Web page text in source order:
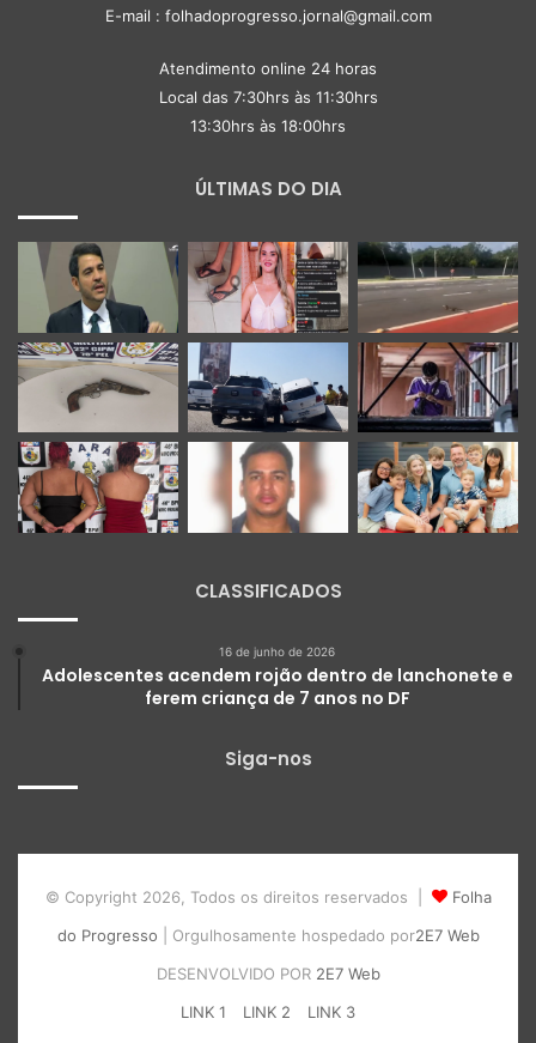
E-mail : folhadoprogresso.jornal@gmail.com
Atendimento online 24 horas
Local das 7:30hrs às 11:30hrs
13:30hrs às 18:00hrs
ÚLTIMAS DO DIA
CLASSIFICADOS
16 de junho de 2026
Adolescentes acendem rojão dentro de lanchonete e
ferem criança de 7 anos no DF
Siga-nos
© Copyright 2026, Todos os direitos reservados |
Folha
do Progresso | Orgulhosamente hospedado por2E7 Web
DESENVOLVIDO POR 2E7 Web
LINK 1
LINK 2 LINK 3